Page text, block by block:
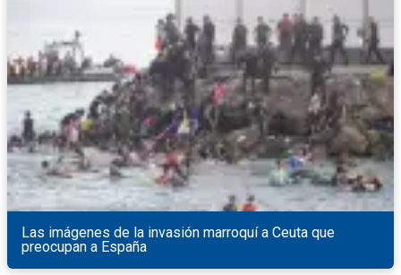
Las imágenes de la invasión marroquí a Ceuta que
preocupan a España